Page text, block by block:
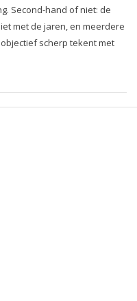
Second-hand of niet: de
met de jaren, en meerdere
scherp tekent met